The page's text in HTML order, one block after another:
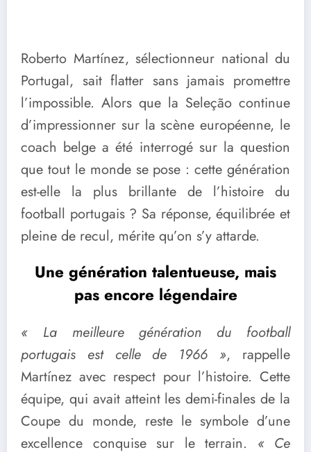
Roberto Martínez, sélectionneur national du
Portugal, sait flatter sans jamais promettre
l’impossible. Alors que la Seleção continue
d’impressionner sur la scène européenne, le
coach belge a été interrogé sur la question
que tout le monde se pose : cette génération
est-elle la plus brillante de l’histoire du
football portugais ? Sa réponse, équilibrée et
pleine de recul, mérite qu’on s’y attarde.
Une génération talentueuse, mais
pas encore légendaire
« La meilleure génération du football
portugais est celle de 1966 », rappelle
Martínez avec respect pour l’histoire. Cette
équipe, qui avait atteint les demi-finales de la
Coupe du monde, reste le symbole d’une
excellence conquise sur le terrain. « Ce